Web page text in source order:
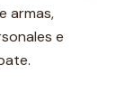
armas,
e